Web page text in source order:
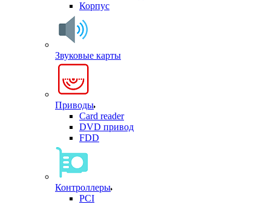
Корпус
Звуковые карты
Приводы
Card reader
DVD привод
FDD
Контроллеры
PCI